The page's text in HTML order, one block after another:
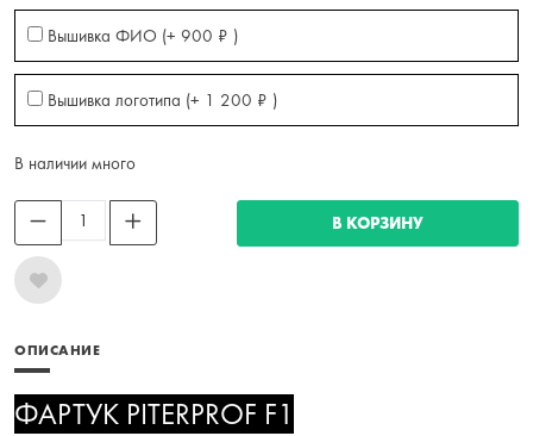
Вышивка ФИО (+ 900 ₽ )
Вышивка логотипа (+ 1 200 ₽ )
В наличии много
В КОРЗИНУ
ОПИСАНИЕ
ФАРТУК PITERPROF F1